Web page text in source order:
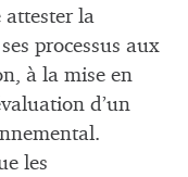
attester la
processus aux
à la mise en
d’un
les